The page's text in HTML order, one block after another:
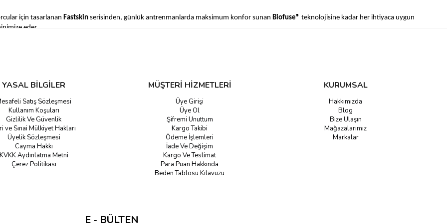
için tasarlanan Fastskin serisinden, günlük antrenmanlarda maksimum konfor sunan Biofuse® teknolojisine kadar her ihtiyaca uygun
eder.
Conta
YASAL BİLGİLER
Satış Sözleşmesi
Kullanım Koşuları
Gizlilik Ve Güvenlik
ve Sınai Mülkiyet Hakları
Üyelik Sözleşmesi
Cayma Hakkı
KVKK Aydınlatma Metni
Çerez Politikası
MÜŞTERİ HİZMETLERİ
Üye Girişi
Üye Ol
Şifremi Unuttum
Kargo Takibi
Ödeme İşlemleri
İade Ve Değişim
Kargo Ve Teslimat
Para Puan Hakkında
Beden Tablosu Kılavuzu
KURUMSAL
Hakkımızda
Blog
Bize Ulaşın
Mağazalarımız
Markalar
E - BÜLTEN